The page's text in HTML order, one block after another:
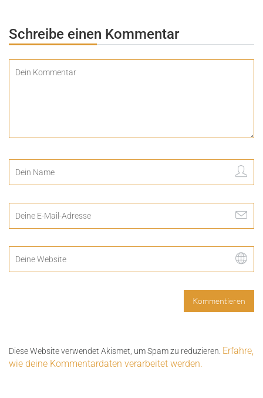
Schreibe einen Kommentar
Diese Website verwendet Akismet, um Spam zu reduzieren. Erfahre,
wie deine Kommentardaten verarbeitet werden.